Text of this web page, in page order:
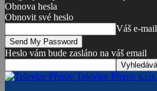
Obnova hesla
Obnovit své heslo
Váš e-mail
Heslo vám bude zasláno na váš email
Televize Přerov s.r.o.